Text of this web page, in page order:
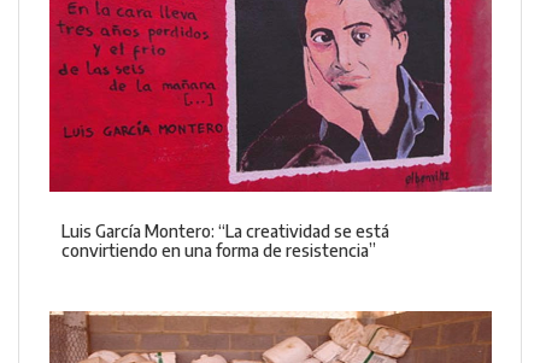
Luis García Montero: “La creatividad se está
convirtiendo en una forma de resistencia”